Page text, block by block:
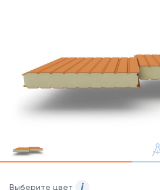
Выберите цвет